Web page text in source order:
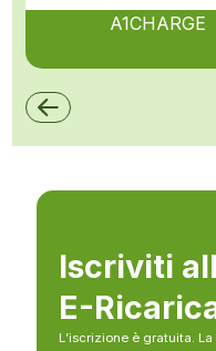
A1CHARGE
Iscriviti
E-
L’iscrizione è gratuita.